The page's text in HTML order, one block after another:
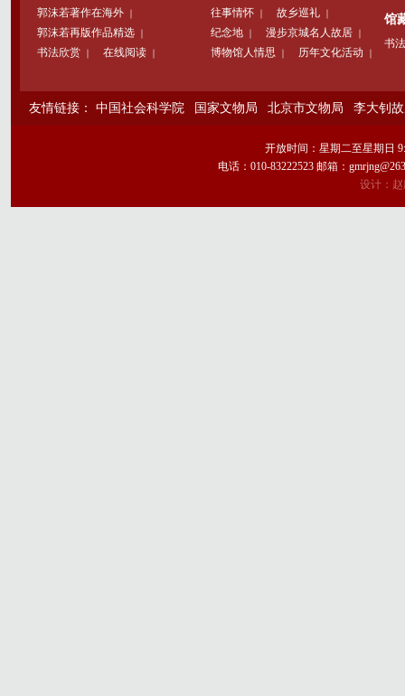
郭沫若著作在海外 ｜
郭沫若再版作品精选 ｜
书法欣赏 ｜ 在线阅读 ｜
往事情怀 ｜ 故乡巡礼 ｜
纪念地 ｜ 漫步京城名人故居 ｜
博物馆人情思 ｜ 历年文化活动 ｜
馆
书法
友情链接： 中国社会科学院 国家文物局 北京市文物局 李大钊
开放时间：星期二至星期日
电话：010-83222523 邮箱：
设计：